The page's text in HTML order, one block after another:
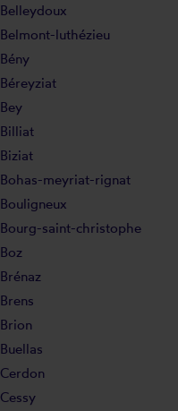
Belleydoux
Belmont-luthézieu
Bény
Béreyziat
Bey
Billiat
Biziat
Bohas-meyriat-rignat
Bouligneux
Bourg-saint-christophe
Boz
Brénaz
Brens
Brion
Buellas
Cerdon
Cessy